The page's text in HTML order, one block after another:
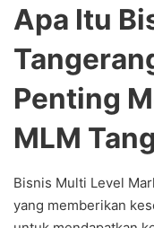
Apa Itu
Penting
MLM
Bisnis Multi Level
yang memberikan